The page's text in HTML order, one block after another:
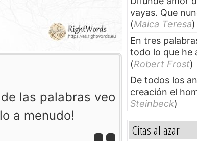
las palabras veo
a menudo!
vayas. Que
(Maica Teresa)
En tres
todo lo que he
(Robert Frost)
De todos los
creación el
Steinbeck)
Citas al azar